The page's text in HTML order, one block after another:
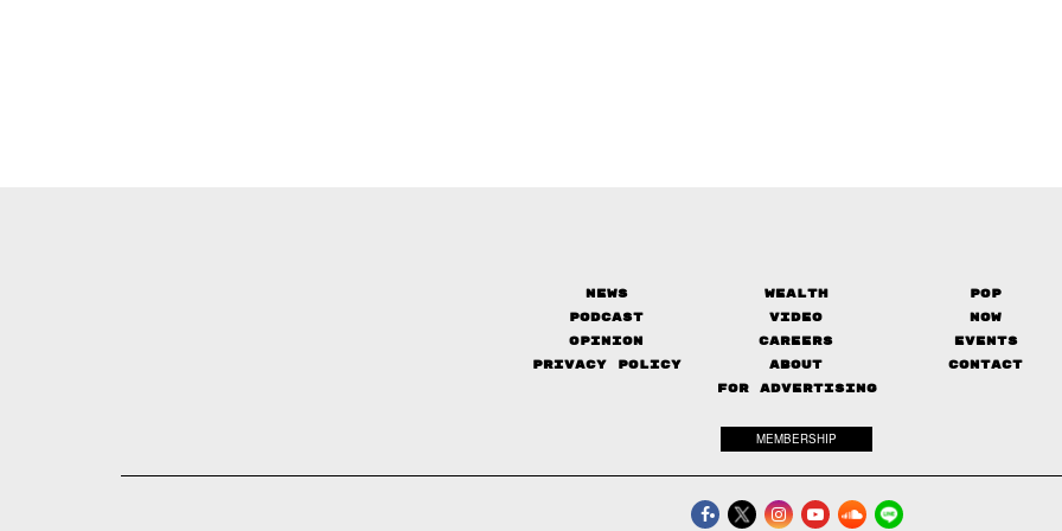
News Wealth
Pop
Podcast
Video
Now
Opinion
Careers
Events
Privacy Policy
About
Contact
FOR ADVERTISING
MEMBERSHIP